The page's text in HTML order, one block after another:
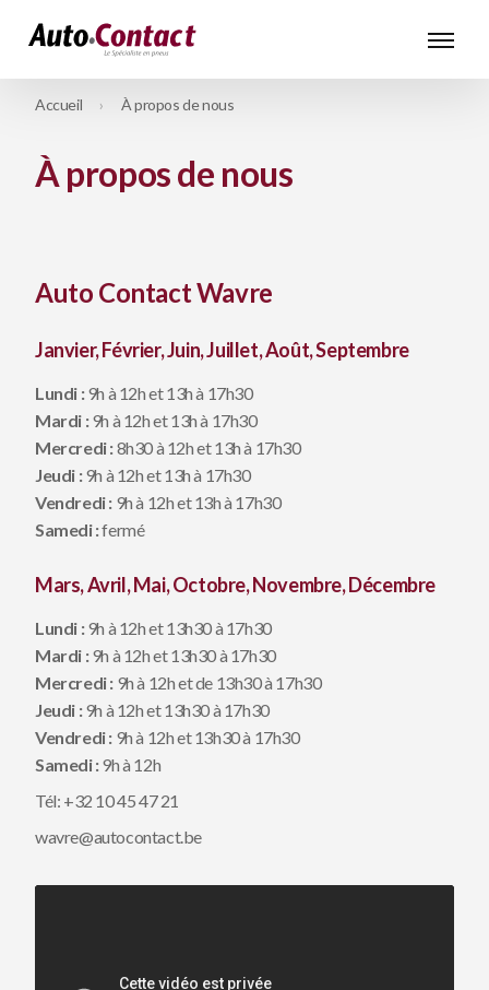
Accueil À propos de nous
À propos de nous
Auto Contact Wavre
Janvier, Février, Juin, Juillet, Août, Septembre
Lundi :9h à 12h et 13h à 17h30
Mardi :9h à 12h et 13h à 17h30
Mercredi :8h30 à 12h et 13h à 17h30
Jeudi :9h à 12h et 13h à 17h30
Vendredi : 9h à 12h et 13h à 17h30
Samedi :fermé
Mars, Avril, Mai, Octobre, Novembre, Décembre
Lundi :9h à 12h et 13h30 à 17h30
Mardi :9h à 12h et 13h30 à 17h30
Mercredi : 9h à 12h et de 13h30 à 17h30
Jeudi :9h à 12h et 13h30 à 17h30
Vendredi : 9h à 12h et 13h30 à 17h30
Samedi:9h à 12h
Tél: +32 10 45 47 21
wavre@autocontact.be